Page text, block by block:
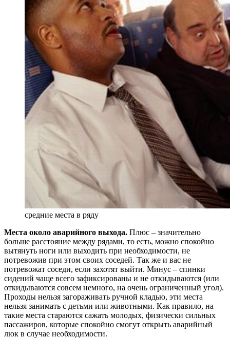
средние места в ряду
Места около аварийного выхода. Плюс – значительно
больше расстояние между рядами, то есть, можно спокойно
вытянуть ноги или выходить при необходимости, не
потревожив при этом своих соседей. Так же и вас не
потревожат соседи, если захотят выйти. Минус – спинки
сидений чаще всего зафиксированы и не откидываются (или
откидываются совсем немного, на очень ограниченный угол).
Проходы нельзя загораживать ручной кладью, эти места
нельзя занимать с детьми или животными. Как правило, на
такие места стараются сажать молодых, физически сильных
пассажиров, которые спокойно смогут открыть аварийный
люк в случае необходимости.